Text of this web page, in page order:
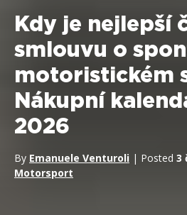
Kdy je nejlepší
smlouvu o
motoristickém
Nákupní
2026
By Emanuele Venturoli | Posted 3
Motorsport